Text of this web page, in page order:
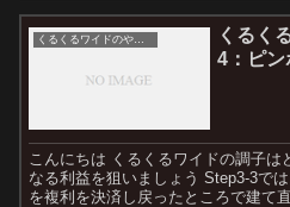
くるくるワイドのやり方
くるく
4：ピン
こんにちは くるくるワイドの調子は
なる利益を狙いましょう Step3-3で
を複利を決済し戻ったところで建て